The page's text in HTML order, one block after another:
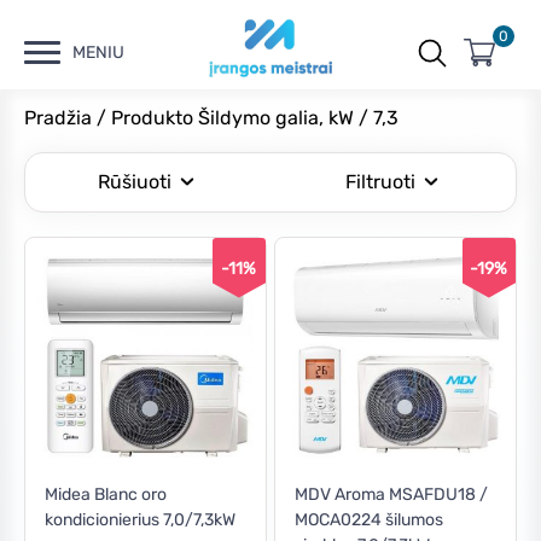
MENIU
0
Pradžia / Produkto Šildymo galia, kW / 7,3
Rūšiuoti Filtruoti
Kaina
Min
kaina
Maks
kaina
Filtruoti
Kaina: €1,160
-11%
Midea Blanc oro
kondicionierius 7,0/7,3kW
-19%
MDV Aroma MSAFDU18 /
MOCA0224 šilumos